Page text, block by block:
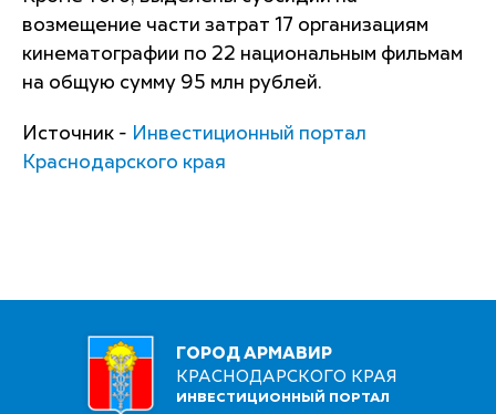
возмещение части затрат 17 организациям
кинематографии по 22 национальным фильмам
на общую сумму 95 млн рублей.
Источник - Инвестиционный портал
Краснодарского края
ГОРОД АРМАВИР
КРАСНОДАРСКОГО КРАЯ
ИНВЕСТИЦИОННЫЙ ПОРТАЛ